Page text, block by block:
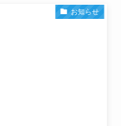
お知らせ